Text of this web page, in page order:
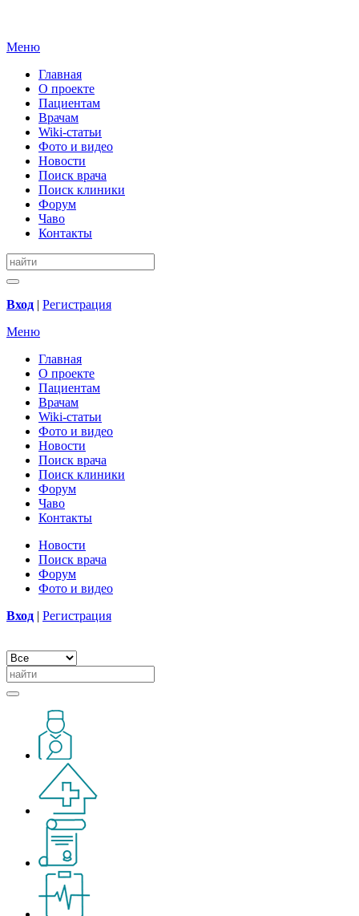
Меню
Главная
О проекте
Пациентам
Врачам
Wiki-статьи
Фото и видео
Новости
Поиск врача
Поиск клиники
Форум
Чаво
Контакты
Вход | Регистрация
Меню
Главная
О проекте
Пациентам
Врачам
Wiki-статьи
Фото и видео
Новости
Поиск врача
Поиск клиники
Форум
Чаво
Контакты
Новости
Поиск врача
Форум
Фото и видео
Вход | Регистрация